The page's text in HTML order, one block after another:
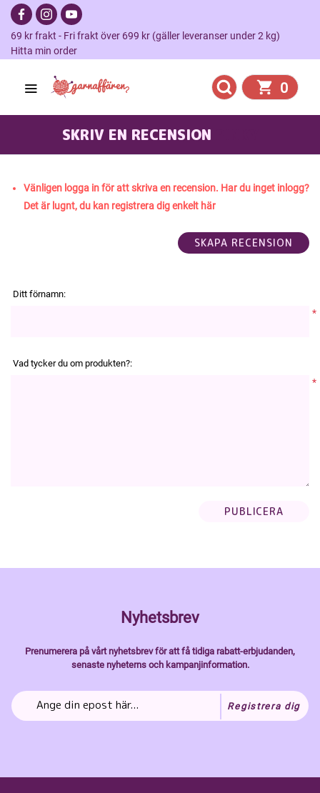
69 kr frakt - Fri frakt över 699 kr (gäller leveranser under 2 kg)
Hitta min order
0
SKRIV EN RECENSION
Vänligen logga in för att skriva en recension. Har du inget inlogg?
Det är lugnt, du kan registrera dig enkelt här
Ditt förnamn:
*
Vad tycker du om produkten?:
*
Nyhetsbrev
Prenumerera på vårt nyhetsbrev för att få tidiga rabatt-erbjudanden,
senaste nyheterns och kampanjinformation.
Registrera dig